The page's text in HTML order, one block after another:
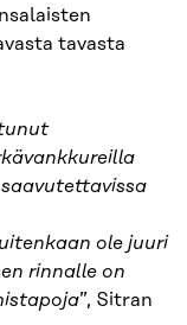
tavasta
ole juuri
rinnalle on
”, Sitran